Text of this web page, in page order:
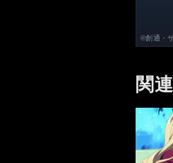
©創通・
関